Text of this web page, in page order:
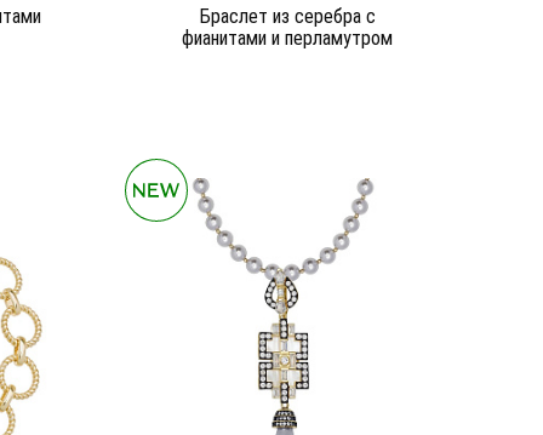
Браслет из серебра c
фианитами и перламутром